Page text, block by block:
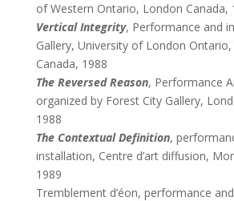
of Western Ontario, London Canada,
Vertical Integrity, Performance and
Gallery, University of London
Canada, 1988
The Reversed Reason, Performance
organized by Forest City Gallery,
1988
The Contextual Definition,
installation, Centre d’art diffusion,
1989
Tremblement d’éon, performance